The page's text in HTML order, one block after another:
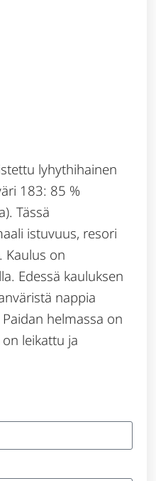
lyhythihainen
183: 85 %
Tässä
istuvuus, resori
Kaulus on
Edessä kauluksen
nappia
helmassa on
leikattu ja